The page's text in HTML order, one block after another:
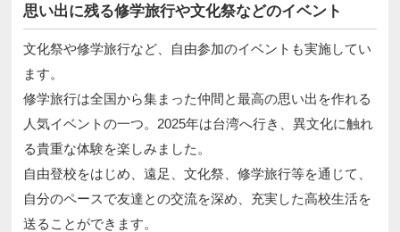
思い出に残る修学旅行や文化祭などのイベント
文化祭や修学旅行など、自由参加のイベントも実施してい
ます。
修学旅行は全国から集まった仲間と最高の思い出を作れる
人気イベントの一つ。2025年は台湾へ行き、異文化に触れ
る貴重な体験を楽しみました。
自由登校をはじめ、遠足、文化祭、修学旅行等を通じて、
自分のペースで友達との交流を深め、充実した高校生活を
送ることができます。